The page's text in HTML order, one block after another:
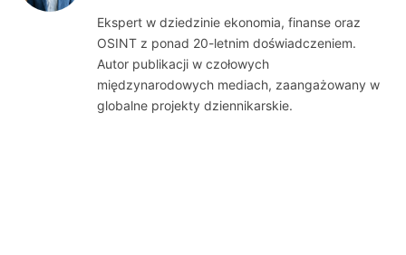
Ekspert w dziedzinie ekonomia, finanse oraz
OSINT z ponad 20-letnim doświadczeniem.
Autor publikacji w czołowych
międzynarodowych mediach, zaangażowany w
globalne projekty dziennikarskie.